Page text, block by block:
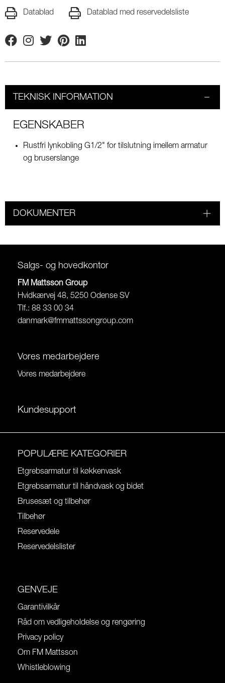
Datablad Datablad med reservedelsliste
FacebookInstagram
TwitterPinterestLinkedin
TEKNISK INFORMATION
EGENSKABER
Rustfri lynkobling G1/2" for tilslutning imellem armatur
og bruserslange
DOKUMENTER
Salgs- og hovedkontor
FM Mattsson Group
Hvidkærvej 48, 5250 Odense SV
Tlf.: 88 33 00 34
danmark@fmmattssongroup.com
Vores medarbejdere
Vores medarbejdere
Kundesupport
POPULÆRE KATEGORIER
Etgrebsarmatur til køkkenvask
Etgrebsarmatur til håndvask og bidet
Brusesæt og tilbehør
Tilbehør
Reservedele
Reservedelslister
GENVEJE
Garantivilkår
Råd om vedligeholdelse og rengøring
Privacy policy
Om FM Mattsson
Whistleblowing